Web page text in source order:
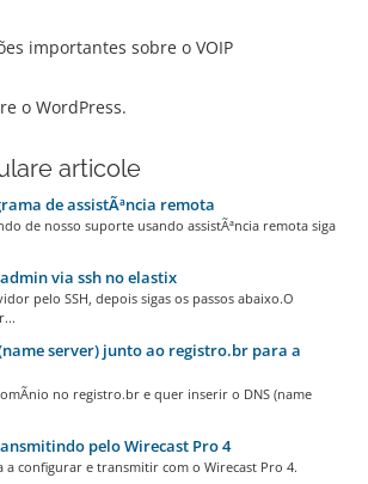
importantes sobre o VOIP
o WordPress.
articole
de assistÃªncia remota
de nosso suporte usando assistÃªncia remota siga
via ssh no elastix
pelo SSH, depois sigas os passos abaixo.O
server) junto ao registro.br para a
no registro.br e quer inserir o DNS (name
pelo Wirecast Pro 4
a configurar e transmitir com o Wirecast Pro 4.